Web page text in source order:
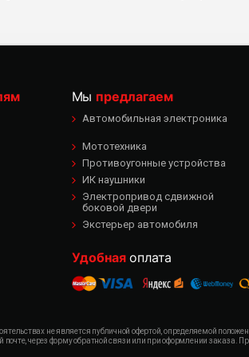
Мы предлагаем
Автомобильная электроника
Мототехника
Противоугонные устройства
ИК наушники
Электропривод сдвижной
боковой двери
Экстерьер автомобиля
Удобнаяоплата
не является публичной офертой, определяемой
почте, через форму обратной связи или при оформлении